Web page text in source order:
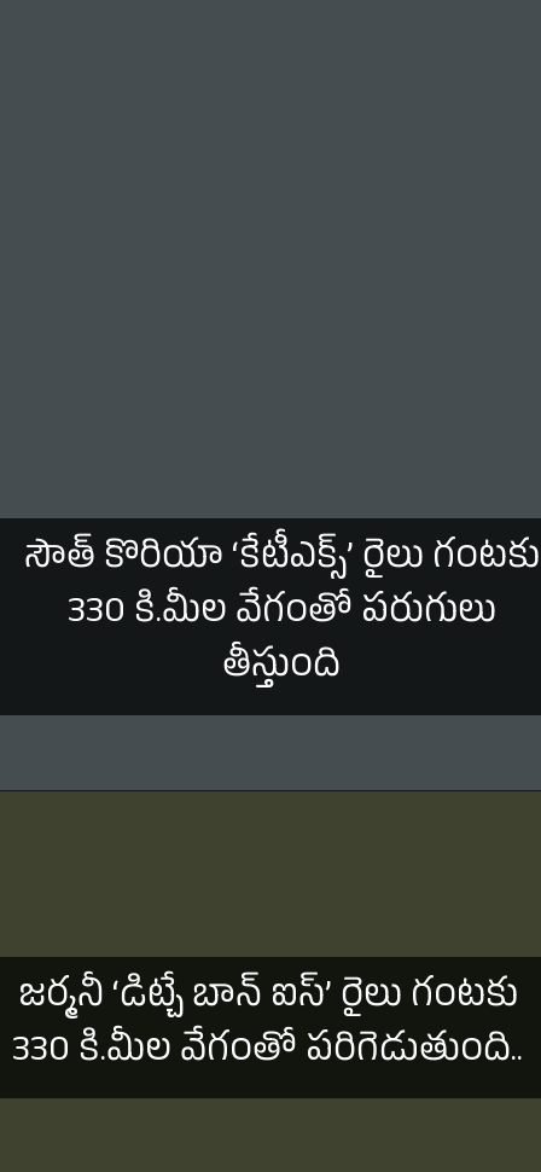
సౌత్ కొరియా ‘కేటీఎక్స్’ రైలు గంటకు
330 కి.మీల వేగంతో పరుగులు
తీస్తుంది
జర్మనీ ‘డిట్చే బాన్ ఐస్’ రైలు గంటకు
330 కి.మీల వేగంతో పరిగెడుతుంది..